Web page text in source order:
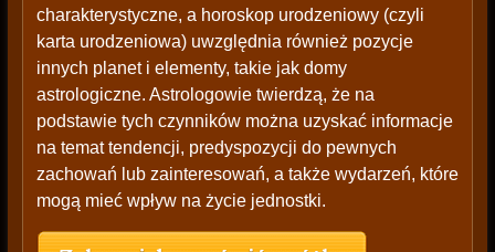
charakterystyczne, a horoskop urodzeniowy (czyli
karta urodzeniowa) uwzględnia również pozycje
innych planet i elementy, takie jak domy
astrologiczne. Astrologowie twierdzą, że na
podstawie tych czynników można uzyskać informacje
na temat tendencji, predyspozycji do pewnych
zachowań lub zainteresowań, a także wydarzeń, które
mogą mieć wpływ na życie jednostki.